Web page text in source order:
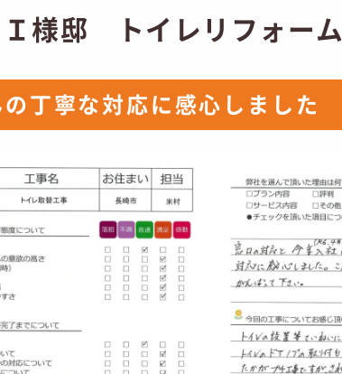
様邸 トイレリフォーム
丁寧な対応に感心しました